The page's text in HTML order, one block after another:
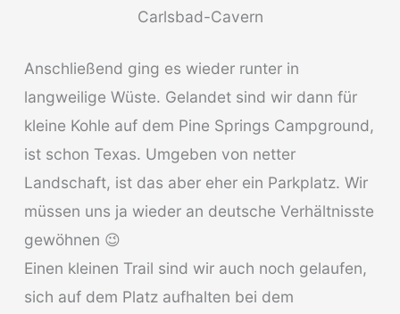
Carlsbad-Cavern
Anschließend ging es wieder runter in
langweilige Wüste. Gelandet sind wir dann für
kleine Kohle auf dem Pine Springs Campground,
ist schon Texas. Umgeben von netter
Landschaft, ist das aber eher ein Parkplatz. Wir
müssen uns ja wieder an deutsche Verhältnisste
gewöhnen 😉
Einen kleinen Trail sind wir auch noch gelaufen,
sich auf dem Platz aufhalten bei dem